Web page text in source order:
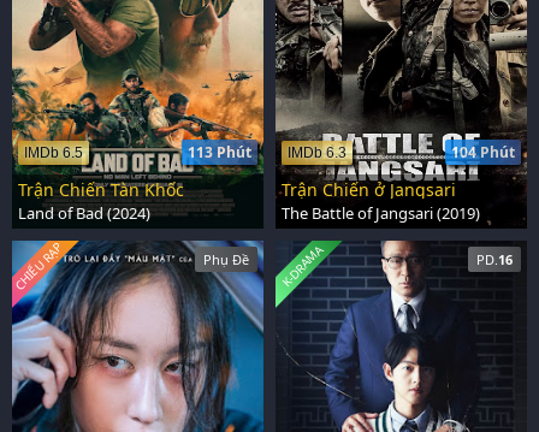
113 Phút
IMDb 6.5
Trận Chiến Tàn Khốc
Land of Bad (2024)
104 Phút
IMDb 6.3
Trận Chiến ở Jangsari
The Battle of Jangsari (2019)
Phụ Đề
CHIẾU RẠP PD.16
K-DRAMA